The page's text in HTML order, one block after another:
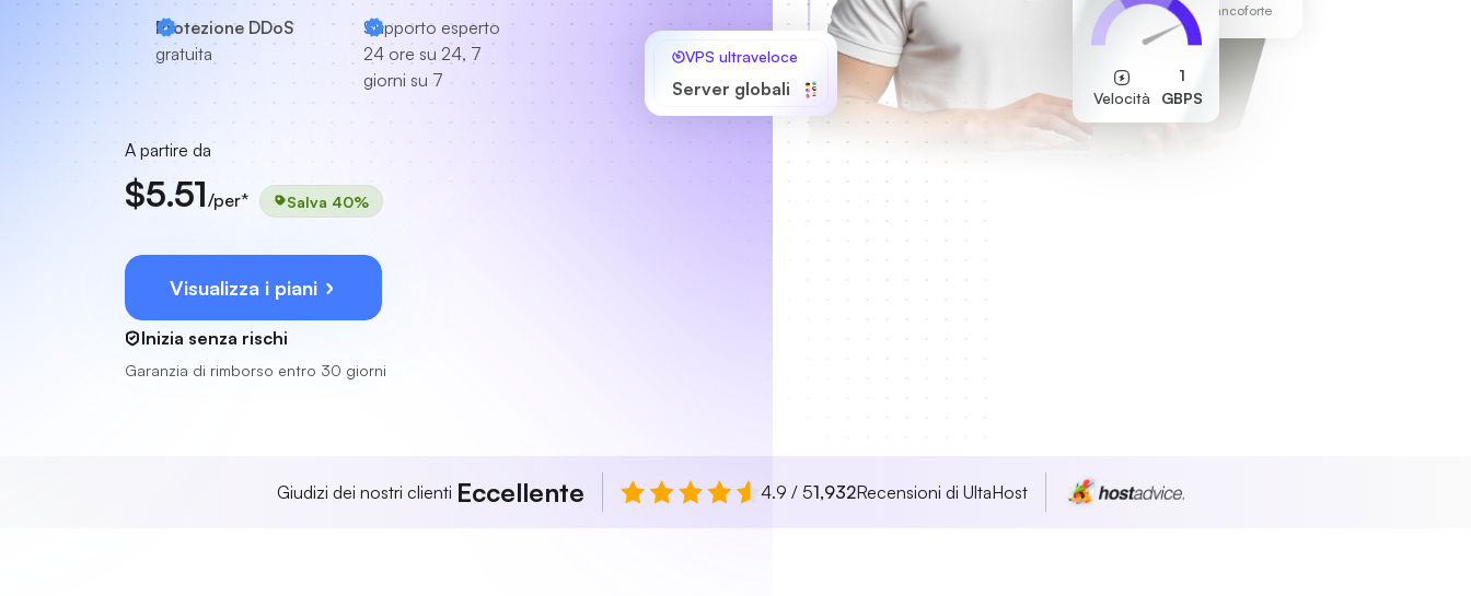
Protezione DDoS
gratuita
Supporto esperto
24 ore su 24, 7
giorni su 7
A partire da
$5.51/per* Salva 40%
Visualizza i piani
Inizia senza rischi
Garanzia di rimborso entro 30 giorni
Centro dati di Francoforte
Velocità
1
GBPS
VPS ultraveloce
Server globali
Giudizi dei nostri clienti Eccellente 4.9 / 51,932Recensioni di UltaHost